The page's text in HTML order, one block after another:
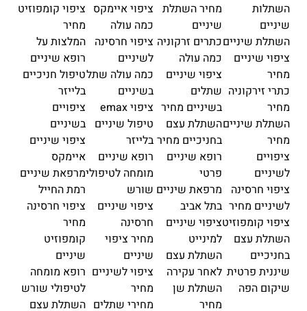
השתלות
שיניים
השתלת שיניים
ציפוי שיניים
מחיר
כתרי זירקוניה
מחיר
השתלת שיניים
מחיר
ציפויים
לשיניים
ציפוי חרסינה
לשיניים מחיר
ציפוי קומפוזיט
השתלת עצם
בחניכיים
שיננית פרטית
שיקום הפה
מחיר השתלת
שיניים
כתרים זרקוניה
כמה עולה
ציפוי שיניים
שתלים
בשיניים מחיר
השתלת עצם
בחניכיים מחיר
רופא שיניים
פרטי
מרפאת שיניים
בתל אביב
ציפוי שיניים
למינייט
השתלת עצם
לאחר עקירה
השתלת שן
מחיר
ציפוי איימקס
כמה עולה
ציפוי חרסינה
לשיניים
כמה עולה שתל
בשיניים
ציפוי emax
טיפול שיניים
בלייזר
רופא שיניים
מומחה לטיפולי
שורש
ציפוי שיניים
חרסינה
מחיר ציפוי
שיניים
ציפוי לשיניים
מחיר
מחירי שתלים
ציפוי קומפוזיט
מחיר
המלצות על
רופא שיניים
טיפול חניכיים
בלייזר
ציפויים
בשיניים
ציפוי שיניים
איימקס
מרפאת שיניים
רמת החייל
ציפוי חרסינה
מחיר
קומפוזיט
שיניים
רופא מומחה
לטיפולי שורש
השתלת עצם